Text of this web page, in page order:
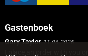
Gastenboek
Gary Taylor 11.06.2026